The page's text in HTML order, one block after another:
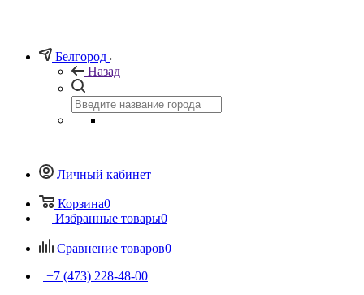
Белгород
Назад
Личный кабинет
Корзина0
Избранные товары0
Сравнение товаров0
+7 (473) 228-48-00